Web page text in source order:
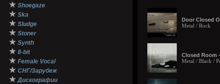
★ Shoegaze
★ Ska
★ Sludge
★ Stoner
★ Synth
★ 8-bit
★ Female Vocal
★ СНГ/Зарубеж
★ Дискографии
Door Closed
Metal / Rock
Closed Room
Metal / Black /